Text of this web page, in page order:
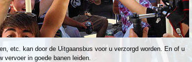
etc. kan door de Uitgaansbus voor u verzorgd worden. En of u
vervoer in goede banen leiden.